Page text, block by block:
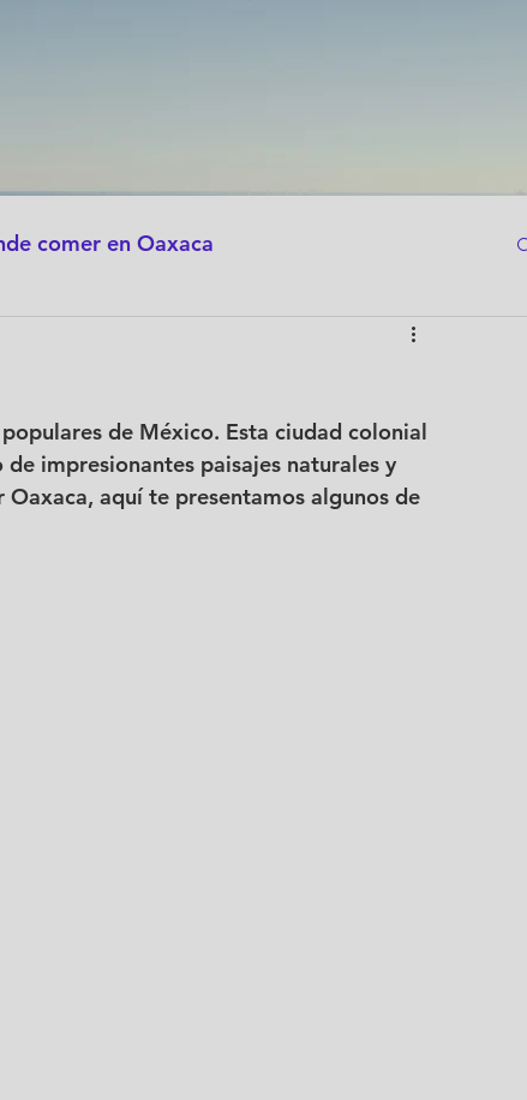
comer en Oaxaca
Oaxacade México. Esta ciudad colonial
impresionantes paisajes naturales y
aquí te presentamos algunos de